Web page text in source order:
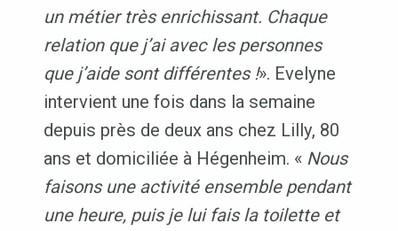
un métier très enrichissant. Chaque
relation que j’ai avec les personnes
que j’aide sont différentes !». Evelyne
intervient une fois dans la semaine
depuis près de deux ans chez Lilly, 80
ans et domiciliée à Hégenheim. « Nous
faisons une activité ensemble pendant
une heure, puis je lui fais la toilette et